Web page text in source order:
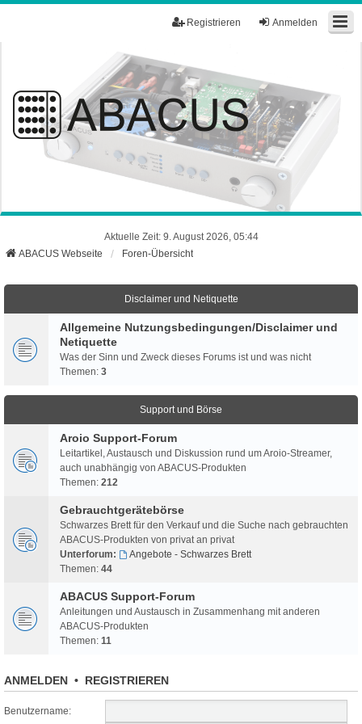
Anmelden
Registrieren
Aktuelle Zeit: 9. August 2026, 05:44
ABACUS Webseite
Foren-Übersicht
Disclaimer und Netiquette
Allgemeine Nutzungsbedingungen/Disclaimer und
Netiquette
Was der Sinn und Zweck dieses Forums ist und was nicht
Themen: 3
Support und Börse
Aroio Support-Forum
Leitartikel, Austausch und Diskussion rund um Aroio-Streamer,
auch unabhängig von ABACUS-Produkten
Themen: 212
Gebrauchtgerätebörse
Schwarzes Brett für den Verkauf und die Suche nach gebrauchten
ABACUS-Produkten von privat an privat
Unterforum:
Angebote - Schwarzes Brett
Themen: 44
ABACUS Support-Forum
Anleitungen und Austausch in Zusammenhang mit anderen
ABACUS-Produkten
Themen: 11
ANMELDEN • REGISTRIEREN
Benutzername: